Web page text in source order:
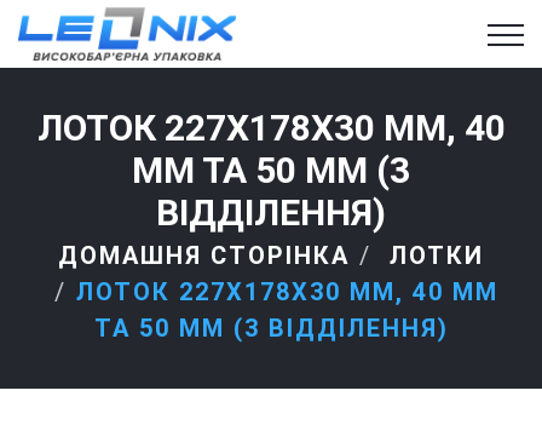
ЛОТОК 227X178X30 ММ, 40
ММ ТА 50 ММ (3
ВІДДІЛЕННЯ)
ДОМАШНЯ СТОРІНКА
ЛОТКИ
ЛОТОК 227X178X30 ММ, 40 ММ
ТА 50 ММ (3 ВІДДІЛЕННЯ)